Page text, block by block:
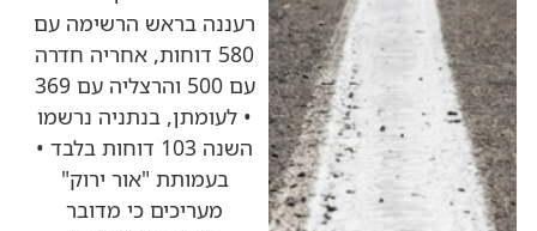
רעננה בראש הרשימה עם
580 דוחות, אחריה חדרה
עם 500 והרצליה עם 369
• לעומתן, בנתניה נרשמו
השנה 103 דוחות בלבד •
בעמותת "אור ירוק"
מעריכים כי מדובר